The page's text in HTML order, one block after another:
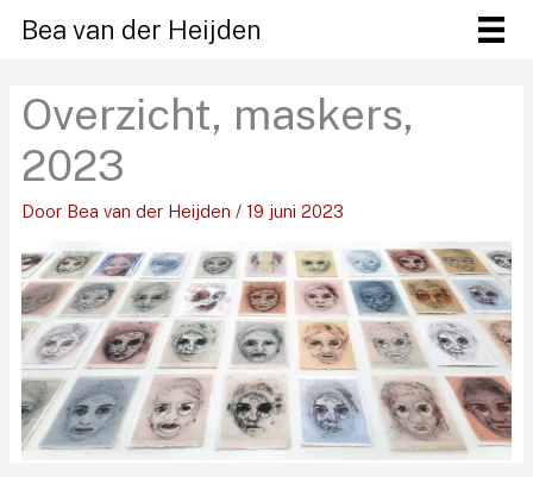
naar
inhoud
Bea van der Heijden
Overzicht, maskers,
2023
Door Bea van der Heijden / 19 juni 2023